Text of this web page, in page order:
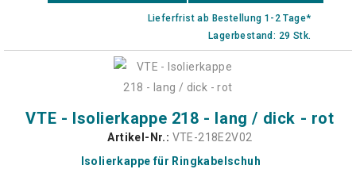
Lieferfrist ab Bestellung 1-2 Tage*
Lagerbestand: 29 Stk.
VTE - Isolierkappe 218 - lang / dick - rot
Artikel-Nr.: VTE-218E2V02
Isolierkappe für Ringkabelschuh